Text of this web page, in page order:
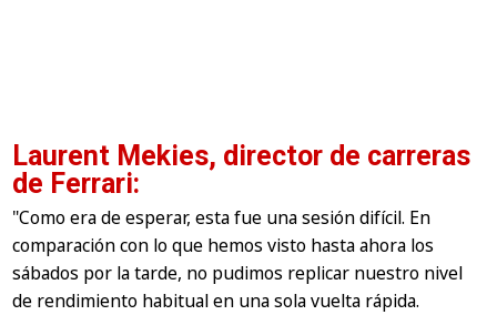
Laurent Mekies, director de carreras
de Ferrari:
"Como era de esperar, esta fue una sesión difícil. En
comparación con lo que hemos visto hasta ahora los
sábados por la tarde, no pudimos replicar nuestro nivel
de rendimiento habitual en una sola vuelta rápida.